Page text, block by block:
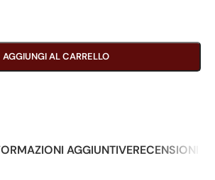
AGGIUNGI AL CARRELLO
AGGIUNTIVERECENSIONI